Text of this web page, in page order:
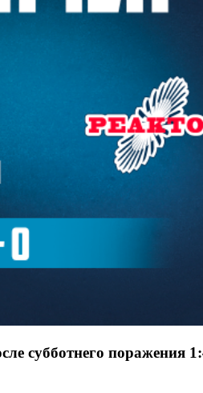
субботнего поражения